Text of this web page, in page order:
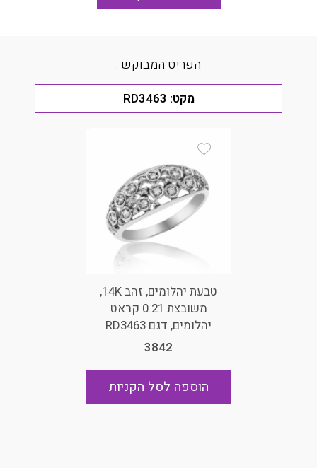
הפריט המבוקש :
מקט: RD3463
Add Wishlist
טבעת יהלומים, זהב 14K,
משובצת 0.21 קראט
יהלומים, דגם RD3463
3842
הוספה לסל הקניות